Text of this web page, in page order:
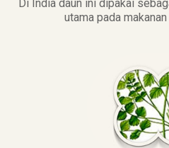
Di India daun ini dipakai
utama pada